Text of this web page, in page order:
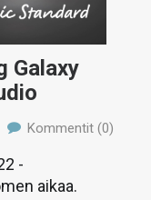
Galaxy
Kommentit (0)
-
aikaa.